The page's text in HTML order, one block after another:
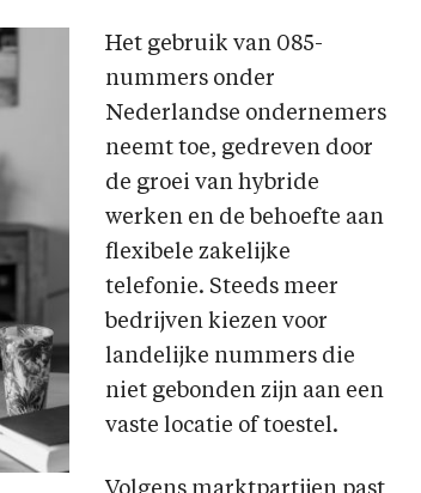
Het gebruik van 085-
nummers onder
Nederlandse ondernemers
neemt toe, gedreven door
de groei van hybride
werken en de behoefte aan
flexibele zakelijke
telefonie. Steeds meer
bedrijven kiezen voor
landelijke nummers die
niet gebonden zijn aan een
vaste locatie of toestel.